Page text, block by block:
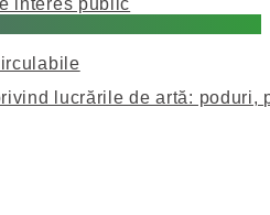
interes public
lucrările de artă: poduri,